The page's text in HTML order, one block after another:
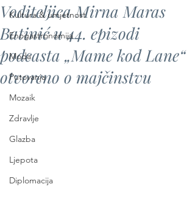
Kultura & umjetnost
Enogastronomija
Moda
Putovanja
Mozaik
Zdravlje
Glazba
Ljepota
Diplomacija
Voditeljica Mirna Maras
Batinić u 44. epizodi
podcasta „Mame kod Lane“
otvoreno o majčinstvu